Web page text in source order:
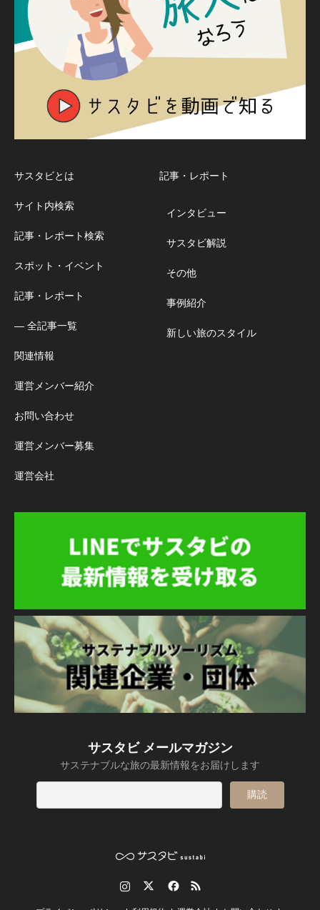
サスタビとは
サイト内検索
記事・レポート検索
スポット・イベント
記事・レポート
― 全記事一覧
関連情報
運営メンバー紹介
お問い合わせ
運営メンバー募集
運営会社
記事・レポート
インタビュー
サスタビ解説
その他
事例紹介
新しい旅のスタイル
サスタビ メールマガジン
サステナブルな旅の最新情報をお届けします
RSS